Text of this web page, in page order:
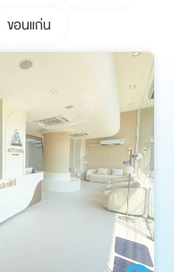
ขอนแก่น